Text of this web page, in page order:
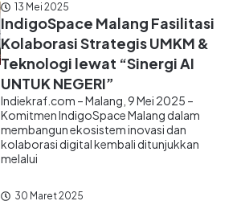
13 Mei 2025
IndigoSpace Malang Fasilitasi
Kolaborasi Strategis UMKM &
Teknologi lewat “Sinergi AI
UNTUK NEGERI”
Indiekraf.com – Malang, 9 Mei 2025 –
Komitmen IndigoSpace Malang dalam
membangun ekosistem inovasi dan
kolaborasi digital kembali ditunjukkan
melalui
30 Maret 2025